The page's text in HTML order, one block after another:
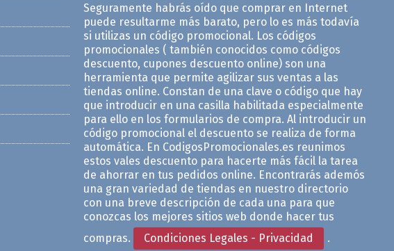
Seguramente habrás oído que comprar en Internet
puede resultarme más barato, pero lo es más todavía
si utilizas un código promocional. Los códigos
promocionales ( también conocidos como códigos
descuento, cupones descuento online) son una
herramienta que permite agilizar sus ventas a las
tiendas online. Constan de una clave o código que hay
que introducir en una casilla habilitada especialmente
para ello en los formularios de compra. Al introducir un
código promocional el descuento se realiza de forma
automática. En CodigosPromocionales.es reunimos
estos vales descuento para hacerte más fácil la tarea
de ahorrar en tus pedidos online. Encontrarás ademós
una gran variedad de tiendas en nuestro directorio
con una breve descripción de cada una para que
conozcas los mejores sitios web donde hacer tus
compras.
Condiciones Legales - Privacidad .